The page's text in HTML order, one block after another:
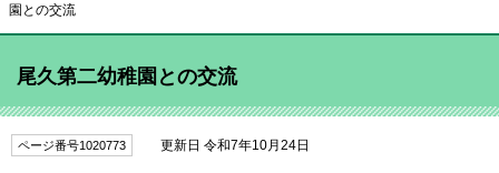
園との交流
尾久第二幼稚園との交流
ページ番号1020773 更新日 令和7年10月24日